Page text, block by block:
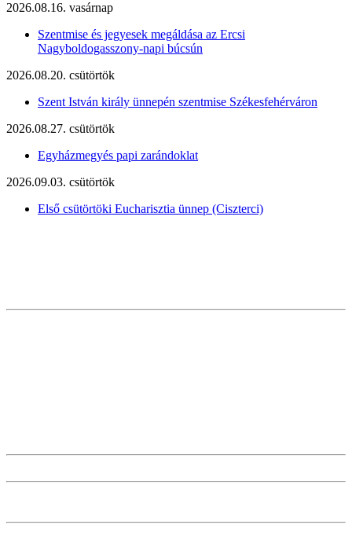
2026.08.16. vasárnap
Szentmise és jegyesek megáldása az Ercsi
Nagyboldogasszony-napi búcsún
2026.08.20. csütörtök
Szent István király ünnepén szentmise Székesfehérváron
2026.08.27. csütörtök
Egyházmegyés papi zarándoklat
2026.09.03. csütörtök
Első csütörtöki Eucharisztia ünnep (Ciszterci)